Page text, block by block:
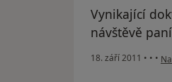
Vynikající
návštěvě
18. září 2011 • • •